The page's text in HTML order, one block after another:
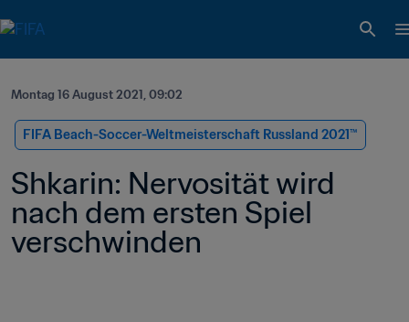
Montag 16 August 2021, 09:02
FIFA Beach-Soccer-Weltmeisterschaft Russland 2021™
Shkarin: Nervosität wird
nach dem ersten Spiel
verschwinden